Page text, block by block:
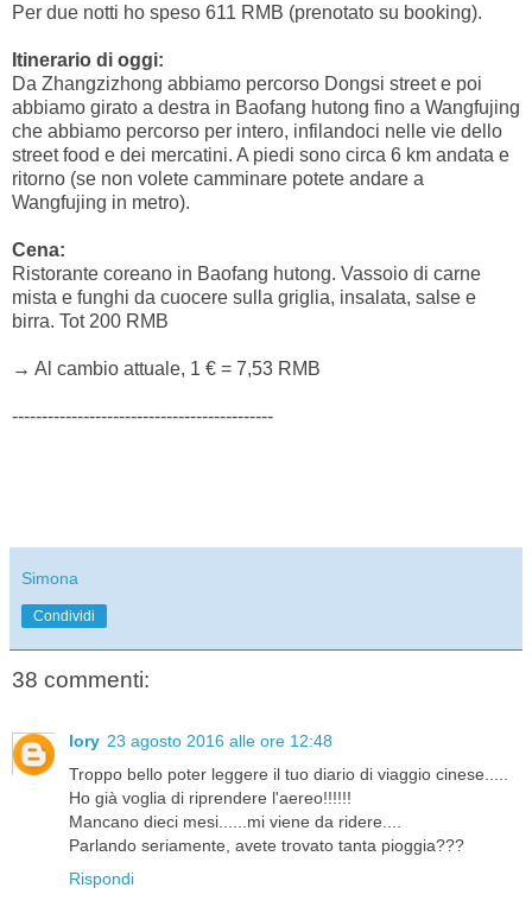
Per due notti ho speso 611 RMB (prenotato su booking).
Itinerario di oggi:
Da Zhangzizhong abbiamo percorso Dongsi street e poi
abbiamo girato a destra in Baofang hutong fino a Wangfujing
che abbiamo percorso per intero, infilandoci nelle vie dello
street food e dei mercatini. A piedi sono circa 6 km andata e
ritorno (se non volete camminare potete andare a
Wangfujing in metro).
Cena:
Ristorante coreano in Baofang hutong. Vassoio di carne
mista e funghi da cuocere sulla griglia, insalata, salse e
birra. Tot 200 RMB
→ Al cambio attuale, 1 € = 7,53 RMB
--------------------------------------------
Simona
Condividi
38 commenti:
lory 23 agosto 2016 alle ore 12:48
Troppo bello poter leggere il tuo diario di viaggio cinese.....
Ho già voglia di riprendere l'aereo!!!!!!
Mancano dieci mesi......mi viene da ridere....
Parlando seriamente, avete trovato tanta pioggia???
Rispondi